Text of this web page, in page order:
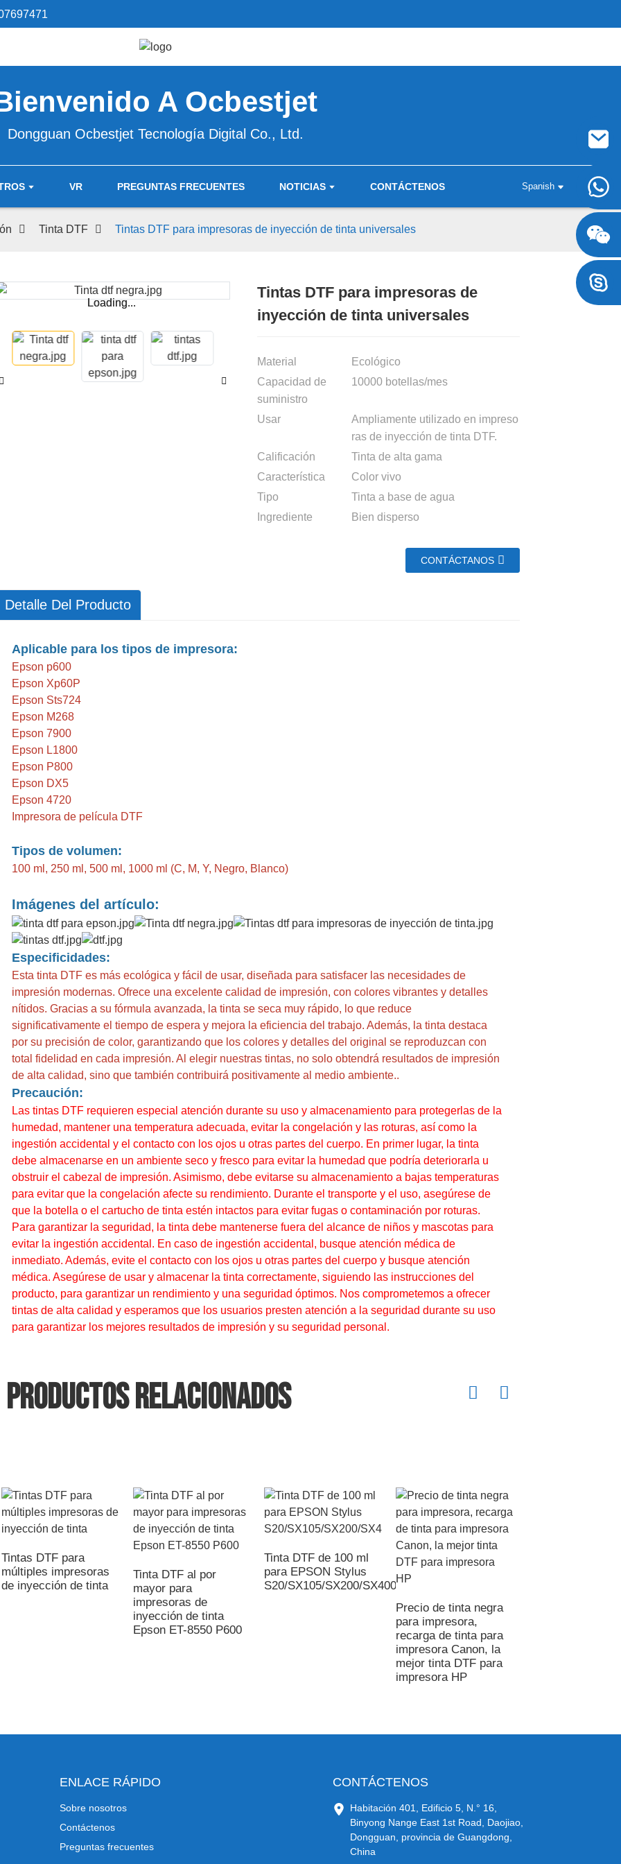
A Ocbestjet
Dongguan Ocbestjet Tecnología Digital Co., Ltd.
VR PREGUNTAS FRECUENTES NOTICIAS CONTÁCTENOS Spanish
+8617707697471
Tinta DTF Tintas DTF para impresoras de inyección de tinta universales
Loading...
Loading... Loading...
Loading...
Tintas DTF para impresoras de
inyección de tinta universales
Material
Ecológico
Capacidad de
suministro
10000 botellas/mes
Usar
Ampliamente utilizado en impreso
ras de inyección de tinta DTF.
Calificación
Tinta de alta gama
Característica
Color vivo
Tipo
Tinta a base de agua
Ingrediente
Bien disperso
CONTÁCTANOS
Detalle Del Producto
Aplicable para los tipos de impresora:
Epson p600
Epson Xp60P
Epson Sts724
Epson M268
Epson 7900
Epson L1800
Epson P800
Epson DX5
Epson 4720
Impresora de película DTF
Tipos de volumen:
100 ml, 250 ml, 500 ml, 1000 ml (C, M, Y, Negro, Blanco)
Imágenes del artículo:
Especificidades:
Esta tinta DTF es más ecológica y fácil de usar, diseñada para satisfacer las necesidades de
impresión modernas. Ofrece una excelente calidad de impresión, con colores vibrantes y detalles
nítidos. Gracias a su fórmula avanzada, la tinta se seca muy rápido, lo que reduce
significativamente el tiempo de espera y mejora la eficiencia del trabajo. Además, la tinta destaca
por su precisión de color, garantizando que los colores y detalles del original se reproduzcan con
total fidelidad en cada impresión. Al elegir nuestras tintas, no solo obtendrá resultados de impresión
de alta calidad, sino que también contribuirá positivamente al medio ambiente..
Precaución:
Las tintas DTF requieren especial atención durante su uso y almacenamiento para protegerlas de la
humedad, mantener una temperatura adecuada, evitar la congelación y las roturas, así como la
ingestión accidental y el contacto con los ojos u otras partes del cuerpo. En primer lugar, la tinta
debe almacenarse en un ambiente seco y fresco para evitar la humedad que podría deteriorarla u
obstruir el cabezal de impresión. Asimismo, debe evitarse su almacenamiento a bajas temperaturas
para evitar que la congelación afecte su rendimiento. Durante el transporte y el uso, asegúrese de
que la botella o el cartucho de tinta estén intactos para evitar fugas o contaminación por roturas.
Para garantizar la seguridad, la tinta debe mantenerse fuera del alcance de niños y mascotas para
evitar la ingestión accidental. En caso de ingestión accidental, busque atención médica de
inmediato. Además, evite el contacto con los ojos u otras partes del cuerpo y busque atención
médica. Asegúrese de usar y almacenar la tinta correctamente, siguiendo las instrucciones del
producto, para garantizar un rendimiento y una seguridad óptimos. Nos comprometemos a ofrecer
tintas de alta calidad y esperamos que los usuarios presten atención a la seguridad durante su uso
para garantizar los mejores resultados de impresión y su seguridad personal.
Productos relacionados
Tintas DTF para
múltiples impresoras
de inyección de tinta
Tinta DTF al por
mayor para
impresoras de
inyección de tinta
Epson ET-8550 P600
Tinta DTF de 100 ml
para EPSON Stylus
S20/SX105/SX200/SX400
Precio de tinta negra
para impresora,
recarga de tinta para
impresora Canon, la
mejor tinta DTF para
impresora HP
ENLACE RÁPIDO
Sobre nosotros
Contáctenos
Preguntas frecuentes
CONTÁCTENOS
Habitación 401, Edificio 5, N.° 16,
Binyong Nange East 1st Road, Daojiao,
Dongguan, provincia de Guangdong,
China